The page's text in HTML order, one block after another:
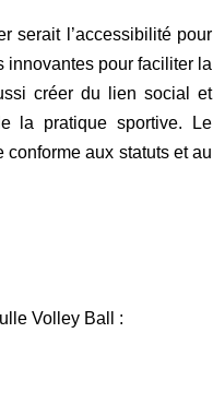
serait l’accessibilité pour
innovantes pour faciliter la
créer du lien social et
la pratique sportive. Le
aux statuts et au
Volley Ball :